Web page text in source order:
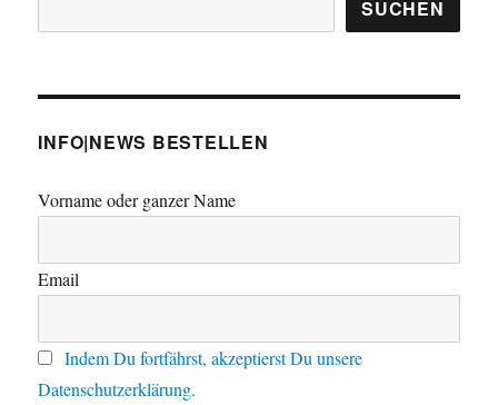
SUCHEN
INFO|NEWS BESTELLEN
Vorname oder ganzer Name
Email
Indem Du fortfährst, akzeptierst Du unsere
Datenschutzerklärung.